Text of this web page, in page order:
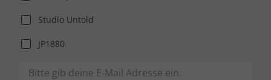
Studio Untold
JP1880